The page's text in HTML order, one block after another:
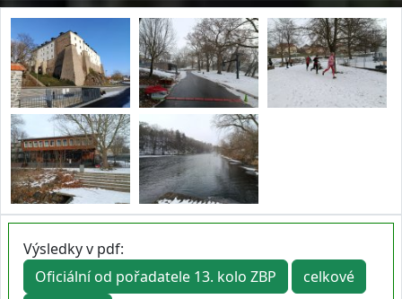
Výsledky v pdf:
Oficiální od pořadatele 13. kolo ZBP
celkové